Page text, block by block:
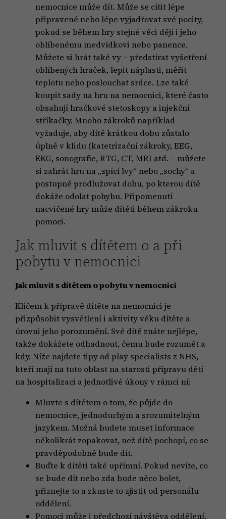
nemocnice může dít. Může se cítit lépe
připravené nebo lépe vyjadřovat své pocity,
pokud se během hry stejné věci dějí i jeho
oblíbenému medvídkovi nebo panence.
Můžete si hrát také vy – předstírat vyšetření
oblíbených hraček, lepit náplasti, měřit
teplotu nebo poslouchat srdce. Lze také
koupit sady na hru na nemocnici, které často
obsahují hračkové stetoskopy a injekční
stříkačky. Mnoho zákroků například
vyžaduje, aby dítě krátkou dobu zůstalo
úplně v klidu (katetrizační zákroky, EEG,
EKG, sonografie, RTG, CT, MRI atd. – můžete
si zahrát hru na „spící lvy“ nebo „sochy“ a
postupně prodlužovat dobu, po kterou dítě
dokáže odolat pohybu. Připomenutí
nacvičené hry může dítěti během zákroku
pomoci.
Jak mluvit s dítětem o a při
pobytu v nemocnici
Jak mluvit s dítětem o pobytu v nemocnici
Klíčem k přípravě dítěte na nemocnici je
přizpůsobit vysvětlení i aktivity věku dítěte a
úrovni jeho porozumění. Své dítě znáte nejlépe,
takže dokážete odhadnout, čemu bude rozumět a
kdy. Níže najdete tipy od play specialists z NHS,
kteří mají na tuto oblast na starosti přípravu dětí
na hospitalizaci a jednotlivé úkony v rámci ní:
Mluvte s dítětem o tom, že půjde do
nemocnice, jednoduchým a srozumitelným
jazykem. Možná budete muset informace
několikrát zopakovat, než dítě pochopí, co se
pravděpodobně bude dít.
Buďte k dítěti také upřímní. Pokud nevíte, co
se bude dít nebo zda bude něco bolet,
přiznejte to a zkuste to zjistit od personálu
oddělení.
Pomoci může i předchozí návštěva oddělení.